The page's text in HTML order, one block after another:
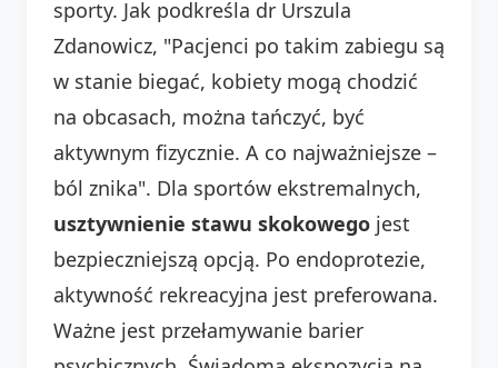
sporty. Jak podkreśla dr Urszula
Zdanowicz, "Pacjenci po takim zabiegu są
w stanie biegać, kobiety mogą chodzić
na obcasach, można tańczyć, być
aktywnym fizycznie. A co najważniejsze –
ból znika". Dla sportów ekstremalnych,
usztywnienie stawu skokowego jest
bezpieczniejszą opcją. Po endoprotezie,
aktywność rekreacyjna jest preferowana.
Ważne jest przełamywanie barier